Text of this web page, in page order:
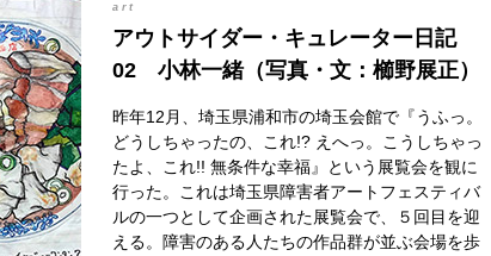
art
アウトサイダー・キュレーター日記
02 小林一緒（写真・文：櫛野展正）
昨年12月、埼玉県浦和市の埼玉会館で『うふっ。
どうしちゃったの、これ!? えへっ。こうしちゃっ
たよ、これ!! 無条件な幸福』という展覧会を観に
行った。これは埼玉県障害者アートフェスティバ
ルの一つとして企画された展覧会で、５回目を迎
える。障害のある人たちの作品群が並ぶ会場を歩